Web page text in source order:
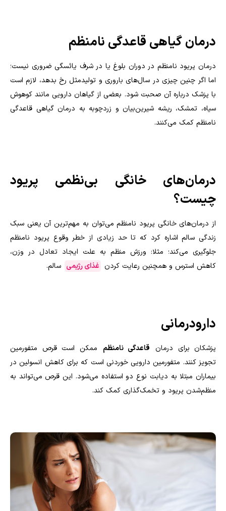
درمان گیاهی قاعدگی نامنظم
درمان پریود نامنظم در دوران بلوغ یا در شرف یائسگی ضروری نیست؛
اما اگر چنین چیزی در سال‌های باروری و تولیدمثل رخ بدهد، لازم است
با پزشک درباره آن صحبت شود. بعضی از گیاهان دارویی مانند کوهوش
سیاه، تمشک، ریشه شیرین‌بیان و زردچوبه به درمان گیاهی قاعدگی
نامنظم کمک می‌کنند.
درمان‌های خانگی بی‌نظمی پریود
چیست؟
از درمان‌های خانگی پریود نامنظم می‌توان به مهم‌ترین آن یعنی سبک
زندگی سالم اشاره کرد که تا حد زیادی از خطر وقوع پریود نامنظم
جلوگیری می‌کند؛ مثلا: ورزش منظم به علت ایجاد تعادل در وزن،
کاهش استرس و همچنین رعایت کردن غذای رژیمی سالم.
دارودرمانی
پزشکان برای درمان قاعدگی نامنظم
ممکن است قرص متفورمین
تجویز کنند. متفورمین دارویی خوردنی است که برای کاهش انسولین در
بیماران مبتلا به دیابت نوع دو استفاده می‌شود. این قرص می‌تواند به
منظم‌شدن پریود و تخمک‌گذاری کمک کند.